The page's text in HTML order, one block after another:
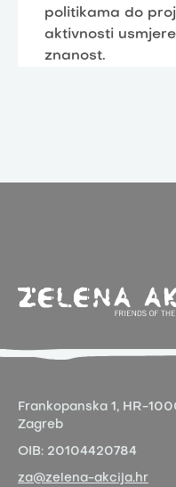
politikama do
aktivnosti
znanost.
Frankopanska 1, HR-
Zagreb
OIB: 20104420784
za@zelena-akcija.hr